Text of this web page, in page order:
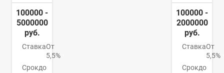
100000 -
5000000
руб.
СтавкаОт
5,5%
Срокдо
100000 -
2000000
руб.
СтавкаОт
5,5%
Срокдо